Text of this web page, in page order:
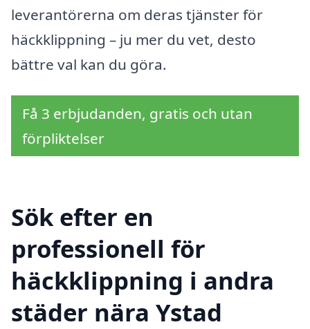
leverantörerna om deras tjänster för
häckklippning – ju mer du vet, desto
bättre val kan du göra.
Få 3 erbjudanden, gratis och utan
förpliktelser
Sök efter en
professionell för
häckklippning i andra
städer nära Ystad